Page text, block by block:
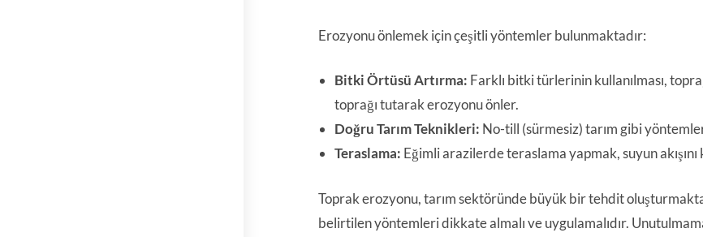
Erozyonu önlemek için çeşitli yöntemler bulunmaktadır:
Bitki Örtüsü Artırma: Farklı bitki türlerinin kullanılması,
toprağı tutarak erozyonu önler.
Doğru Tarım Teknikleri: No-till (sürmesiz) tarım gibi
Teraslama: Eğimli arazilerde teraslama yapmak, suyun
Toprak erozyonu, tarım sektöründe büyük bir tehdit
belirtilen yöntemleri dikkate almalı ve uygulamalıdır.